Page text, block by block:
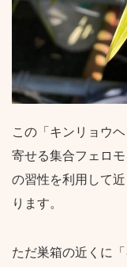
この「キンリョウ
寄せる集合フェロ
の習性を利用して
ります。
ただ巣箱の近くに